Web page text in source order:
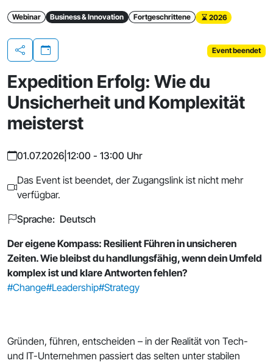
Webinar Business & Innovation Fortgeschrittene 2026
Teilen
Event beendet
Expedition Erfolg: Wie du
Unsicherheit und Komplexität
meisterst
01.07.2026 12:00 - 13:00 Uhr
Das Event ist beendet, der Zugangslink ist nicht mehr
verfügbar.
Sprache: Deutsch
Der eigene Kompass: Resilient Führen in unsicheren
Zeiten. Wie bleibst du handlungsfähig, wenn dein Umfeld
komplex ist und klare Antworten fehlen?
#Change#Leadership#Strategy
Gründen, führen, entscheiden – in der Realität von Tech-
und IT-Unternehmen passiert das selten unter stabilen